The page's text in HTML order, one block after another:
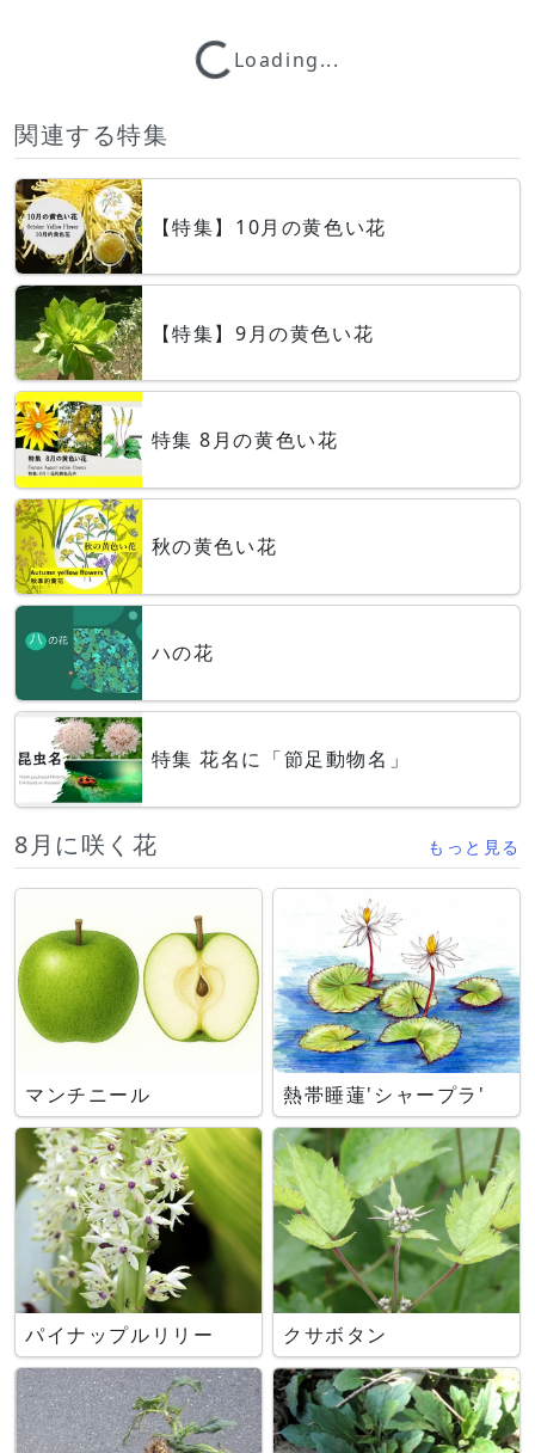
Loading...Loading...
関連する特集
【特集】10月の黄色い花
【特集】9月の黄色い花
特集 8月の黄色い花
秋の黄色い花
ハの花
特集 花名に「節足動物名」
8月に咲く花 もっと見る
マンチニール 熱帯睡蓮'シャープラ'
パイナップルリリー クサボタン